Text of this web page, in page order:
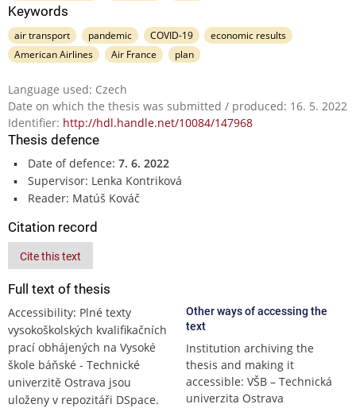
Keywords
air transport pandemic COVID-19
economic results
American Airlines
Air France plan
Language used: Czech
Date on which the thesis was submitted / produced: 16. 5. 2022
Identifier: http://hdl.handle.net/10084/147968
Thesis defence
Date of defence: 7. 6. 2022
Supervisor: Lenka Kontriková
Reader: Matúš Kováč
Citation record
Cite this text
Full text of thesis
Accessibility: Plné texty
vysokoškolských kvalifikačních
prací obhájených na Vysoké
škole báňské - Technické
univerzitě Ostrava jsou
uloženy v repozitáři DSpace.
Other ways of accessing the
text
Institution archiving the
thesis and making it
accessible: VŠB – Technická
univerzita Ostrava